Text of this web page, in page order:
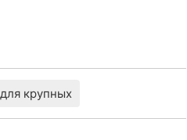
для крупных